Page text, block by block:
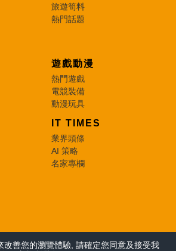
旅遊筍料
熱門話題
遊戲動漫
熱門遊戲
電競裝備
動漫玩具
IT TIMES
業界頭條
AI 策略
名家專欄
Rights Reserved.
改善您的瀏覽體驗, 請確定您同意及接受我